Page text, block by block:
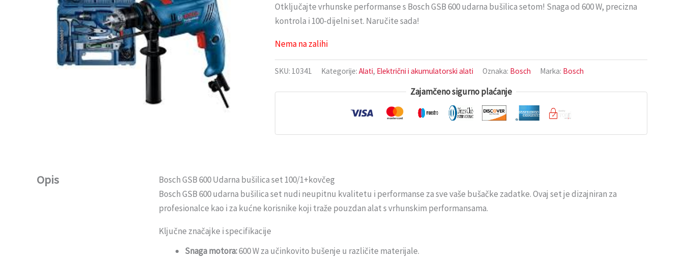
Otključajte vrhunske performanse s Bosch GSB 600 udarna bušilica setom! Snaga od 600 W, precizna
kontrola i 100-dijelni set. Naručite sada!
Nema na zalihi
SKU: 10341 Kategorije: Alati, Električni i akumulatorski alati Oznaka: Bosch Marka: Bosch
Zajamčeno sigurno plaćanje
Opis
Bosch GSB 600 Udarna bušilica set 100/1+kovčeg
Bosch GSB 600 udarna bušilica set nudi neupitnu kvalitetu i performanse za sve vaše bušačke zadatke. Ovaj set je dizajniran za
profesionalce kao i za kućne korisnike koji traže pouzdan alat s vrhunskim performansama.
Ključne značajke i specifikacije
Snaga motora:600 W za učinkovito bušenje u različite materijale.